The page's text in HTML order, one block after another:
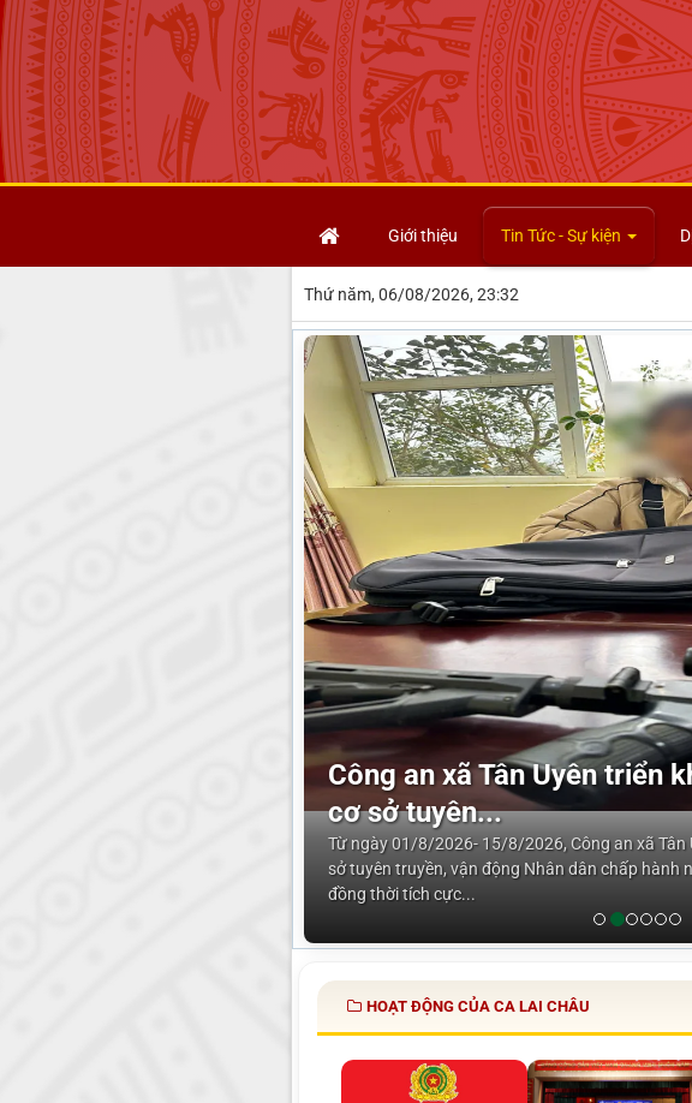
Giới thiệu Tin Tức - Sự kiện
Thứ năm, 06/08/2026, 23:32
Công an xã Tân Uyên triển
cơ sở tuyên...
Từ ngày 01/8/2026- 15/8/2026, Công an xã Tân
sở tuyên truyền, vận động Nhân dân chấp hành
đồng thời tích cực...
HOẠT ĐỘNG CỦA CA LAI CHÂU